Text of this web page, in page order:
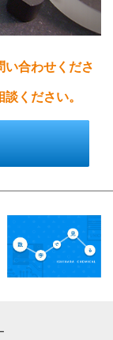
い合わせくださ
ください。